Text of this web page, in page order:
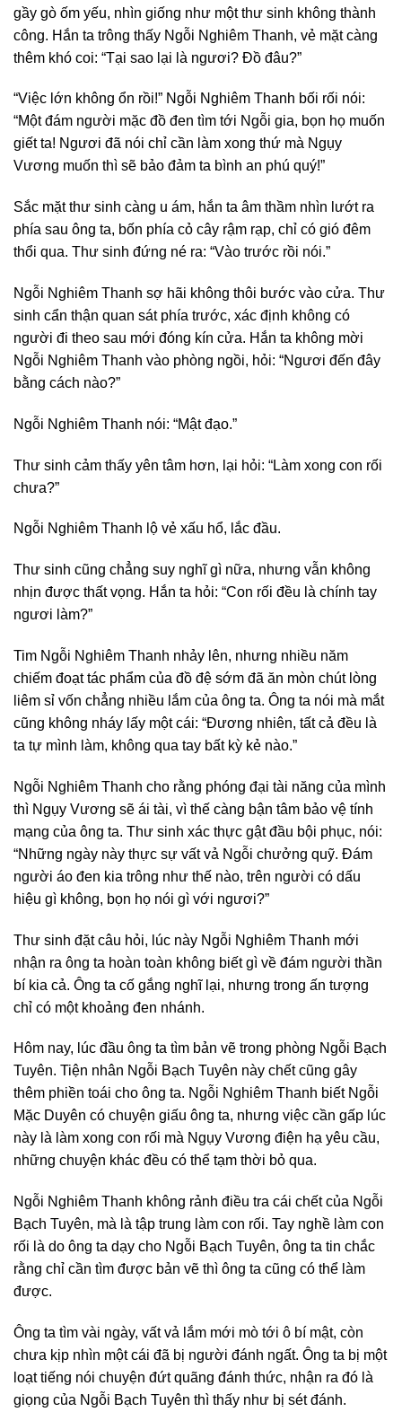
gầy gò ốm yếu, nhìn giống như một thư sinh không thành
công. Hắn ta trông thấy Ngỗi Nghiêm Thanh, vẻ mặt càng
thêm khó coi: “Tại sao lại là ngươi? Đồ đâu?”
“Việc lớn không ổn rồi!” Ngỗi Nghiêm Thanh bối rối nói:
“Một đám người mặc đồ đen tìm tới Ngỗi gia, bọn họ muốn
giết ta! Ngươi đã nói chỉ cần làm xong thứ mà Ngụy
Vương muốn thì sẽ bảo đảm ta bình an phú quý!”
Sắc mặt thư sinh càng u ám, hắn ta âm thầm nhìn lướt ra
phía sau ông ta, bốn phía cỏ cây rậm rạp, chỉ có gió đêm
thổi qua. Thư sinh đứng né ra: “Vào trước rồi nói.”
Ngỗi Nghiêm Thanh sợ hãi không thôi bước vào cửa. Thư
sinh cẩn thận quan sát phía trước, xác định không có
người đi theo sau mới đóng kín cửa. Hắn ta không mời
Ngỗi Nghiêm Thanh vào phòng ngồi, hỏi: “Ngươi đến đây
bằng cách nào?”
Ngỗi Nghiêm Thanh nói: “Mật đạo.”
Thư sinh cảm thấy yên tâm hơn, lại hỏi: “Làm xong con rối
chưa?”
Ngỗi Nghiêm Thanh lộ vẻ xấu hổ, lắc đầu.
Thư sinh cũng chẳng suy nghĩ gì nữa, nhưng vẫn không
nhịn được thất vọng. Hắn ta hỏi: “Con rối đều là chính tay
ngươi làm?”
Tim Ngỗi Nghiêm Thanh nhảy lên, nhưng nhiều năm
chiếm đoạt tác phẩm của đồ đệ sớm đã ăn mòn chút lòng
liêm sỉ vốn chẳng nhiều lắm của ông ta. Ông ta nói mà mắt
cũng không nháy lấy một cái: “Đương nhiên, tất cả đều là
ta tự mình làm, không qua tay bất kỳ kẻ nào.”
Ngỗi Nghiêm Thanh cho rằng phóng đại tài năng của mình
thì Ngụy Vương sẽ ái tài, vì thế càng bận tâm bảo vệ tính
mạng của ông ta. Thư sinh xác thực gật đầu bội phục, nói:
“Những ngày này thực sự vất vả Ngỗi chưởng quỹ. Đám
người áo đen kia trông như thế nào, trên người có dấu
hiệu gì không, bọn họ nói gì với ngươi?”
Thư sinh đặt câu hỏi, lúc này Ngỗi Nghiêm Thanh mới
nhận ra ông ta hoàn toàn không biết gì về đám người thần
bí kia cả. Ông ta cố gắng nghĩ lại, nhưng trong ấn tượng
chỉ có một khoảng đen nhánh.
Hôm nay, lúc đầu ông ta tìm bản vẽ trong phòng Ngỗi Bạch
Tuyên. Tiện nhân Ngỗi Bạch Tuyên này chết cũng gây
thêm phiền toái cho ông ta. Ngỗi Nghiêm Thanh biết Ngỗi
Mặc Duyên có chuyện giấu ông ta, nhưng việc cần gấp lúc
này là làm xong con rối mà Ngụy Vương điện hạ yêu cầu,
những chuyện khác đều có thể tạm thời bỏ qua.
Ngỗi Nghiêm Thanh không rảnh điều tra cái chết của Ngỗi
Bạch Tuyên, mà là tập trung làm con rối. Tay nghề làm con
rối là do ông ta dạy cho Ngỗi Bạch Tuyên, ông ta tin chắc
rằng chỉ cần tìm được bản vẽ thì ông ta cũng có thể làm
được.
Ông ta tìm vài ngày, vất vả lắm mới mò tới ô bí mật, còn
chưa kịp nhìn một cái đã bị người đánh ngất. Ông ta bị một
loạt tiếng nói chuyện đứt quãng đánh thức, nhận ra đó là
giọng của Ngỗi Bạch Tuyên thì thấy như bị sét đánh.